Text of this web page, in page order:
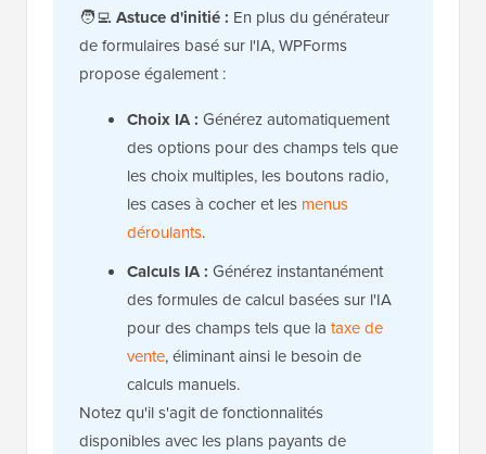
🧑‍💻 Astuce d'initié : En plus du générateur
de formulaires basé sur l'IA, WPForms
propose également :
Choix IA : Générez automatiquement
des options pour des champs tels que
les choix multiples, les boutons radio,
les cases à cocher et les menus
déroulants.
Calculs IA : Générez instantanément
des formules de calcul basées sur l'IA
pour des champs tels que la taxe de
vente, éliminant ainsi le besoin de
calculs manuels.
Notez qu'il s'agit de fonctionnalités
disponibles avec les plans payants de